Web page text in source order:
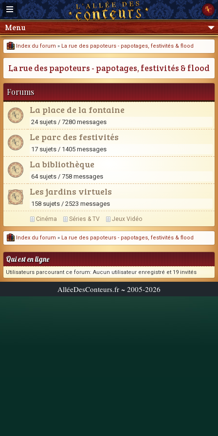
Menu
Index du forum » La rue des papoteurs - papotages, festivités & flood
La rue des papoteurs - papotages, festivités & flood
Forums
La place de la fontaine
24 sujets / 7280 messages
Le parc des festivités
17 sujets / 1405 messages
La bibliothèque
64 sujets / 758 messages
Les jardins virtuels
158 sujets / 2523 messages
Cinéma Séries & TV Jeux Vidéo
Index du forum » La rue des papoteurs - papotages, festivités & flood
Qui est en ligne
Utilisateurs parcourant ce forum: Aucun utilisateur enregistré et 19 invités
AlléeDesConteurs.fr ~ 2005-2026